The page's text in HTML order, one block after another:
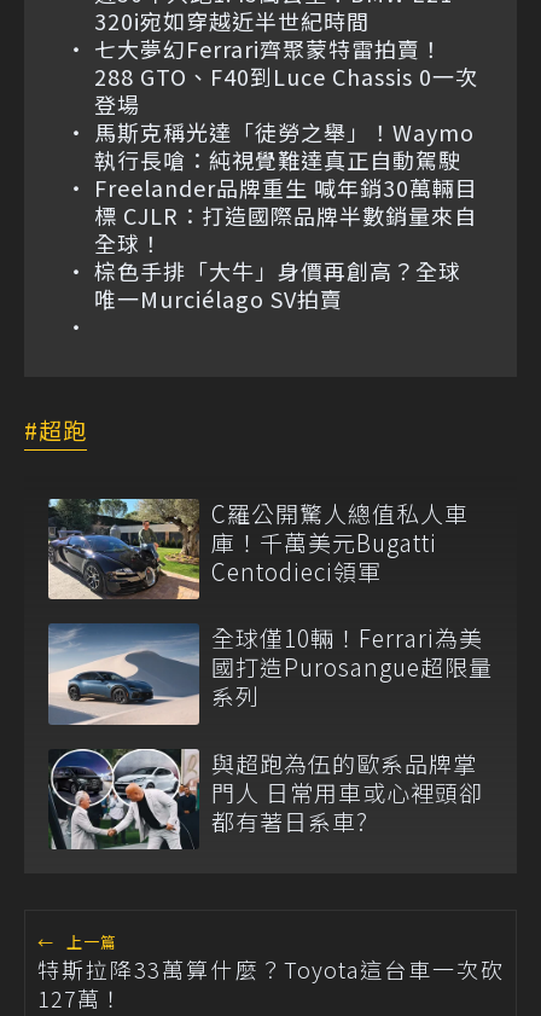
320i宛如穿越近半世紀時間
七大夢幻Ferrari齊聚蒙特雷拍賣！
288 GTO、F40到Luce Chassis 0一次
登場
馬斯克稱光達「徒勞之舉」！Waymo
執行長嗆：純視覺難達真正自動駕駛
Freelander品牌重生 喊年銷30萬輛目
標 CJLR：打造國際品牌半數銷量來自
全球！
棕色手排「大牛」身價再創高？全球
唯一Murciélago SV拍賣
超跑
C羅公開驚人總值私人車
庫！千萬美元Bugatti
Centodieci領軍
全球僅10輛！Ferrari為美
國打造Purosangue超限量
系列
與超跑為伍的歐系品牌掌
門人 日常用車或心裡頭卻
都有著日系車?
← 上一篇
特斯拉降33萬算什麼？Toyota這台車一次砍
127萬！